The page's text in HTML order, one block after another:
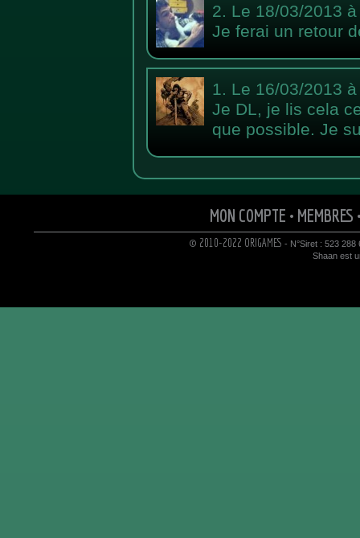
2. Le 18/03/2013
Je ferai un retour
1. Le 16/03/2013
Je DL, je lis cela
que possible. Je
MON COMPTE • MEMBRES
© 2010-2022 ORIGAMES - N°Siret : 523 288
Shaan est